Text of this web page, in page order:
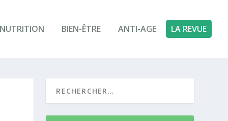
NUTRITION BIEN-ÊTRE ANTI-AGE LA REVUE